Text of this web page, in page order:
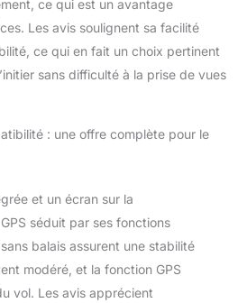
ce qui est un avantage
Les avis soulignent sa facilité
ce qui en fait un choix pertinent
sans difficulté à la prise de vues
: une offre complète pour le
et un écran sur la
séduit par ses fonctions
balais assurent une stabilité
modéré, et la fonction GPS
vol. Les avis apprécient